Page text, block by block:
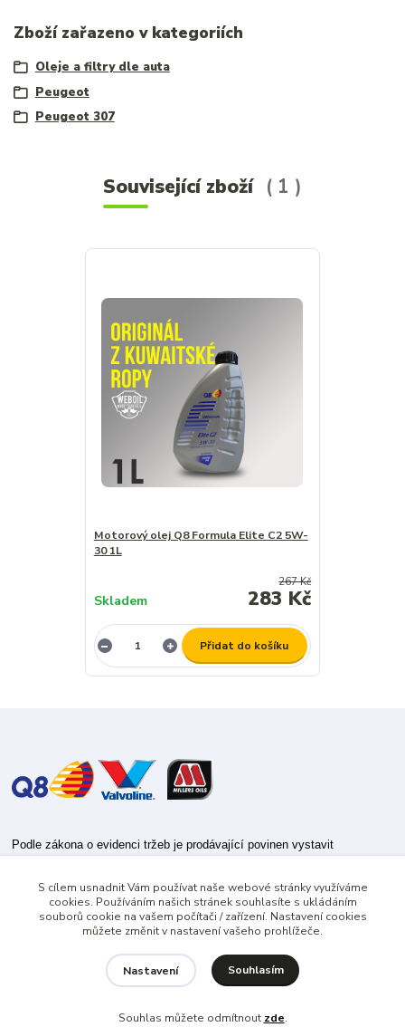
Zboží zařazeno v kategoriích
Oleje a filtry dle auta
Peugeot
Peugeot 307
Související zboží 1
Motorový olej Q8 Formula Elite C2 5W-
30 1L
267 Kč
283 Kč
Skladem
Přidat do košíku
Podle zákona o evidenci tržeb je prodávající povinen vystavit
Zároveň je povinen zaevidovat přijatou tržbu u správce daně online; v
případě technického výpadku pak nejpozději do 48 hodin.
S cílem usnadnit Vám používat naše webové stránky využíváme
cookies. Používáním našich stránek souhlasíte s ukládáním
souborů cookie na vašem počítači / zařízení. Nastavení cookies
můžete změnit v nastavení vašeho prohlížeče.
Nastavení Souhlasím
Souhlas můžete odmítnout zde.